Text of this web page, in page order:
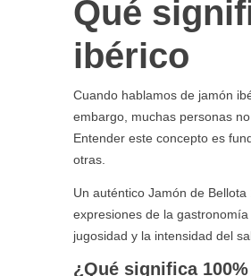
Qué
ibérico
Cuando hablamos de jamón
embargo, muchas personas
Entender este concepto es
otras.
Un auténtico Jamón de
expresiones de la
jugosidad y la intensidad del
¿Qué significa